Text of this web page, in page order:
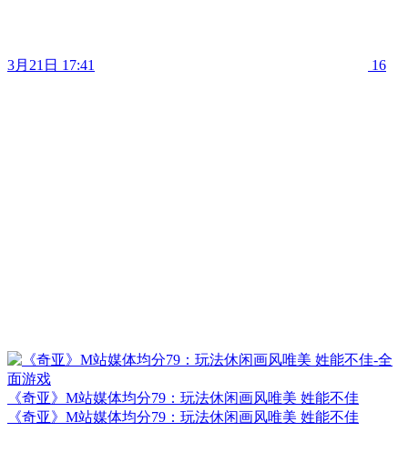
3月21日 17:41 16
《奇亚》M站媒体均分79：玩法休闲画风唯美 姓能不佳
《奇亚》M站媒体均分79：玩法休闲画风唯美 姓能不佳